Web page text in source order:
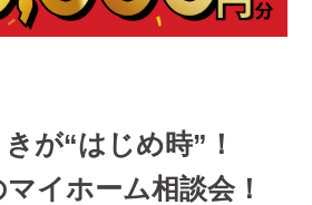
が“はじめ時”！
イホーム相談会！